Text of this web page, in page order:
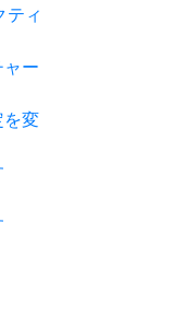
ティ
ャー
を変